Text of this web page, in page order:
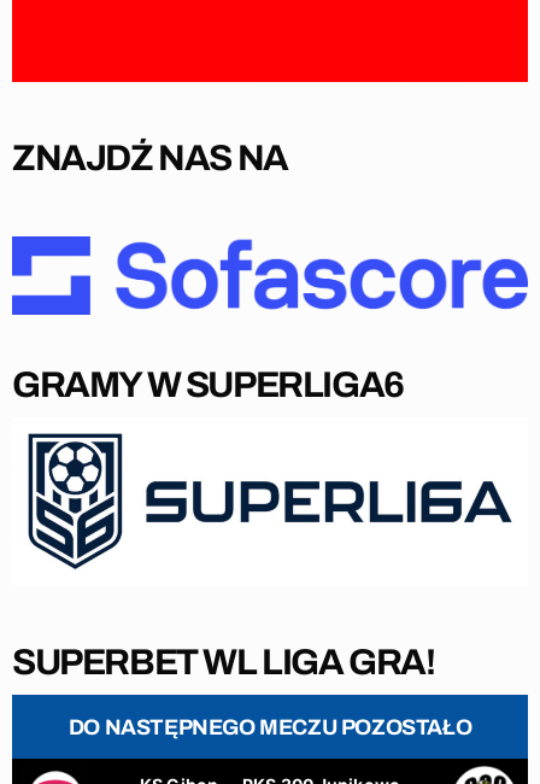
ZNAJDŹ NAS NA
GRAMY W SUPERLIGA6
SUPERBET WL LIGA GRA!
DO NASTĘPNEGO MECZU POZOSTAŁO